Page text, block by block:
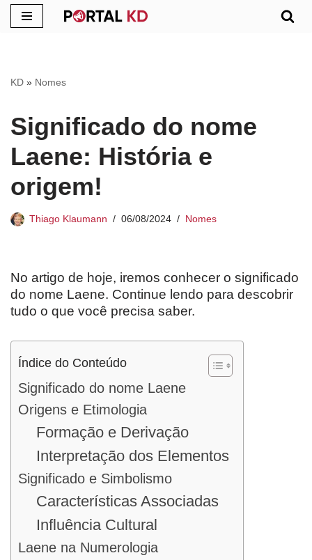
conteúdo
KD » Nomes
Significado do nome
Laene: História e
origem!
Thiago Klaumann 06/08/2024 Nomes
No artigo de hoje, iremos conhecer o significado
do nome Laene. Continue lendo para descobrir
tudo o que você precisa saber.
Índice do Conteúdo
Significado do nome Laene
Origens e Etimologia
Formação e Derivação
Interpretação dos Elementos
Significado e Simbolismo
Características Associadas
Influência Cultural
Laene na Numerologia